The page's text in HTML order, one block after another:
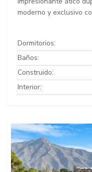
moderno y exclusivo
Dormitorios:
Baños:
Construido:
Interior: